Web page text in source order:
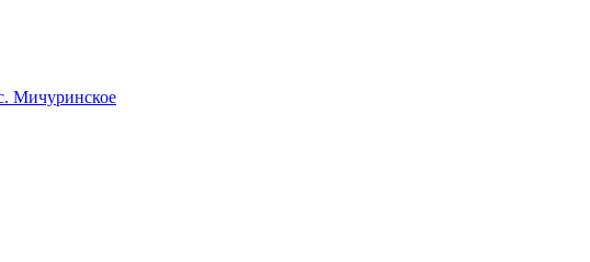
Мичуринское